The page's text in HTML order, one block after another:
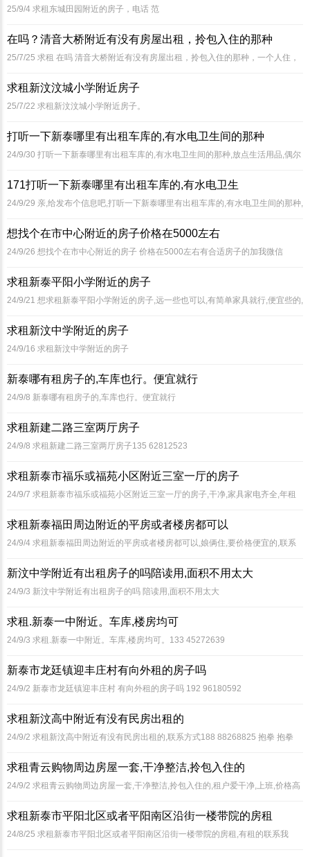
25/9/4 求租东城田园附近的房子，电话 范
在吗？清音大桥附近有没有房屋出租，拎包入住的那种
25/7/25 求租 在吗 清音大桥附近有没有房屋出租，拎包入住的那种，一个人住，
求租新汶汶城小学附近房子
25/7/22 求租新汶汶城小学附近房子。
打听一下新泰哪里有出租车库的,有水电卫生间的那种
24/9/30 打听一下新泰哪里有出租车库的,有水电卫生间的那种,放点生活用品,偶尔
171打听一下新泰哪里有出租车库的,有水电卫生
24/9/29 亲,给发布个信息吧,打听一下新泰哪里有出租车库的,有水电卫生间的那种,
想找个在市中心附近的房子价格在5000左右
24/9/26 想找个在市中心附近的房子 价格在5000左右有合适房子的加我微信
求租新泰平阳小学附近的房子
24/9/21 想求租新泰平阳小学附近的房子,远一些也可以,有简单家具就行,便宜些的,
求租新汶中学附近的房子
24/9/16 求租新汶中学附近的房子
新泰哪有租房子的,车库也行。便宜就行
24/9/8 新泰哪有租房子的,车库也行。便宜就行
求租新建二路三室两厅房子
24/9/8 求租新建二路三室两厅房子135 62812523
求租新泰市福乐或福苑小区附近三室一厅的房子
24/9/7 求租新泰市福乐或福苑小区附近三室一厅的房子,干净,家具家电齐全,年租
求租新泰福田周边附近的平房或者楼房都可以
24/9/4 求租新泰福田周边附近的平房或者楼房都可以,娘俩住,要价格便宜的,联系
新汶中学附近有出租房子的吗陪读用,面积不用太大
24/9/3 新汶中学附近有出租房子的吗 陪读用,面积不用太大
求租.新泰一中附近。车库,楼房均可
24/9/3 求租.新泰一中附近。车库,楼房均可。133 45272639
新泰市龙廷镇迎丰庄村有向外租的房子吗
24/9/2 新泰市龙廷镇迎丰庄村 有向外租的房子吗 192 96180592
求租新汶高中附近有没有民房出租的
24/9/2 求租新汶高中附近有没有民房出租的,联系方式188 88268825 抱拳 抱拳
求租青云购物周边房屋一套,干净整洁,拎包入住的
24/9/2 求租青云购物周边房屋一套,干净整洁,拎包入住的,租户爱干净,上班,价格高
求租新泰市平阳北区或者平阳南区沿街一楼带院的房租
24/8/25 求租新泰市平阳北区或者平阳南区沿街一楼带院的房租,有租的联系我